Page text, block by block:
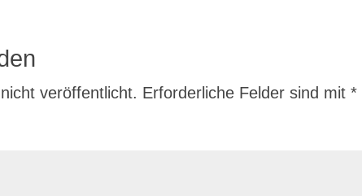
veröffentlicht. Erforderliche Felder sind mit*